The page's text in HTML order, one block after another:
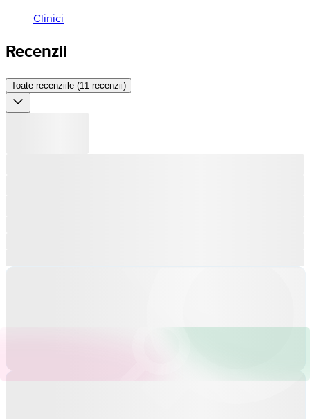
Clinici
Recenzii
Toate recenziile (11 recenzii)